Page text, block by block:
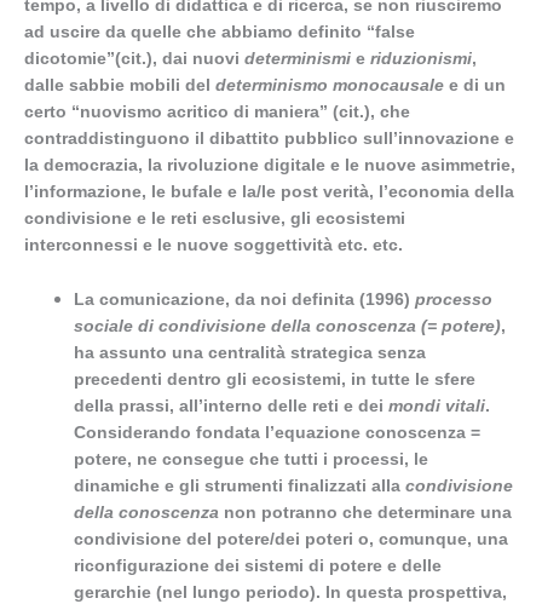
tempo, a livello di didattica e di ricerca, se non riusciremo
ad uscire da quelle che abbiamo definito “false
dicotomie”(cit.), dai nuovi determinismi e riduzionismi,
dalle sabbie mobili del determinismo monocausale e di un
certo “nuovismo acritico di maniera” (cit.), che
contraddistinguono il dibattito pubblico sull’innovazione e
la democrazia, la rivoluzione digitale e le nuove asimmetrie,
l’informazione, le bufale e la/le post verità, l’economia della
condivisione e le reti esclusive, gli ecosistemi
interconnessi e le nuove soggettività etc. etc.
La comunicazione, da noi definita (1996)processo
sociale di condivisione della conoscenza (= potere),
ha assunto una centralità strategica senza
precedenti dentro gli ecosistemi, in tutte le sfere
della prassi, all’interno delle reti e deimondi vitali.
Considerando fondata l’equazione conoscenza =
potere, ne consegue che tutti i processi, le
dinamiche e gli strumenti finalizzati allacondivisione
della conoscenza non potranno che determinare una
condivisione del potere/dei poteri o, comunque, una
riconfigurazione dei sistemi di potere e delle
gerarchie (nel lungo periodo). In questa prospettiva,